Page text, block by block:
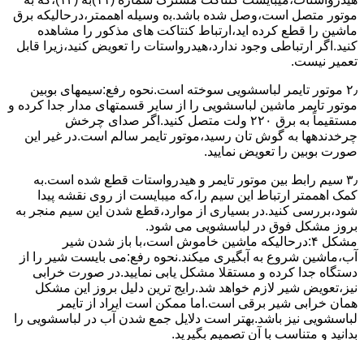
ﻣﻮﺗﻮر ﻣﺘﺼﻞ اﺳﺖ،وﺻﻞ ﺷﺪه ﺑﺎﺷﺪ.ﺑه وسیله اهممتر،درحالیکه ﺑﺮق
ﻣﺎﺷﯿﻦ را ﻗﻄﻊ کرده اید،ارﺗﺒﺎط ﮐﻨﺘﺎﮐﺖ ﻫﺎی ﻣﺬﮐﻮر را ﻣﺸﺎﻫﺪه
کنید.اﮔﺮ ارﺗﺒﺎطی وجود ندارد،ﻫﯿﺪرواﺳﺘﺎت را ﺗﻌﻮﯾﺾ ﮐﻨﯿﺪ،زﯾﺮا قابل
ﺗﻌﻤﯿﺮ نیست.
۲٫ ﻣﻮﺗﻮر ﺗﺎﯾﻤﺮ لباسشویی ﺳﻮﺧﺘﻪ اﺳﺖ.نحوه رﻓﻊ:سیمهای ﺑﻮﺑﯿﻦ
ﻣﻮﺗﻮر ﺗﺎﯾﻤﺮ ماشین لباسشویی را از ﺳﺎﯾﺮ قسمتهای ﻣﺪار ﺟﺪا کرده و
مستقیماً ﺑﻪ برق ۲۲۰ وﻟﺖ ﻣﺘﺼﻞ کنید.اﮔﺮ ﺻﺪای ﭼﺮﺧﺶ
چرخدندهها به گوش تان رﺳﯿﺪ،ﻣﻮﺗﻮر ﺗﺎﯾﻤﺮ ﺳﺎﻟﻢ اﺳﺖ.در ﻏﯿﺮ اﯾﻦ
ﺻﻮرت ﺑﻮﺑﯿﻦ را ﺗﻌﻮﯾﺾ ﻧﻤﺎﯾﯿﺪ.
۳٫ ﺳﯿﻢ راﺑﻂ ﺑﯿﻦ ﻣﻮﺗﻮر ﺗﺎﯾﻤﺮ و ﻫﯿﺪرواﺳﺘﺎت ﻗﻄﻊ ﺷﺪه اﺳﺖ.به
کمک اهممتر ارﺗﺒﺎط اﯾﻦ ﺳﯿﻢ را،ﮐﻪ میبایست از روی ﻧﻘﺸﻪ ﭘﯿﺪا
ﺷﻮد،بررسی ﮐﻨﯿﺪ.در ﺑﺴﯿﺎری از موارد،ﻗﻄﻊ ﺷﺪن اﯾﻦ ﺳﯿﻢ ﻣﻨﺠﺮ ﺑﻪ
ﺑﺮوز مشکل ﻓﻮق در لباسشویی می شود.
مشکل ۴:درحالیکه ﻣﺎﺷﯿﻦ ﺧﺎﻣﻮش اﺳﺖ،ﺑﺎ ﺑﺎز ﺷﺪن ﺷﯿﺮ
آب،ﻣﺎﺷﯿﻦ ﺷﺮوع ﺑﻪ آﺑﮕﯿﺮی میکند.نحوه رﻓﻊ:می بایست ﺷﯿﺮ را از
دستگاه جدا کرده و مستقلا مشکل یابی نمایید.در صورت خرابی
نیز،تعویض شیر لازم خواهد شد.رایج ترین دلیل بروز این مشکل
همان خرابی شیر برقی است.اما ممکن است ایراد از تایمر
لباسشویی نیز باشد.بهتر است دلایل جمع شدن آب در لباسشویی را
بدانید و متناسب با آن تصمیم بگیرید.